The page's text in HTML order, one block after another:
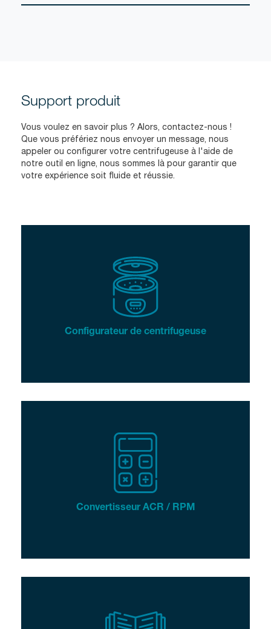
Support produit
Vous voulez en savoir plus ? Alors, contactez-nous !
Que vous préfériez nous envoyer un message, nous
appeler ou configurer votre centrifugeuse à l'aide de
notre outil en ligne, nous sommes là pour garantir que
votre expérience soit fluide et réussie.
Configurateur de centrifugeuse
Convertisseur ACR / RPM